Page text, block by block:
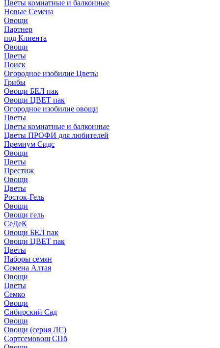
Цветы комнатные и балконные
Новые Семена
Овощи
Партнер
под Клиента
Овощи
Цветы
Поиск
Огородное изобилие Цветы
Грибы
Овощи БЕЛ пак
Овощи ЦВЕТ пак
Огородное изобилие овощи
Цветы
Цветы комнатные и балконные
Цветы ПРОФИ для любителей
Премиум Сидс
Овощи
Цветы
Престиж
Овощи
Цветы
Росток-Гель
Овощи
Овощи гель
СеДеК
Овощи БЕЛ пак
Овощи ЦВЕТ пак
Цветы
Наборы семян
Семена Алтая
Овощи
Цветы
Семко
Овощи
Сибирский Сад
Овощи
Овощи (серия ЛС)
Сортсемовощ СПб